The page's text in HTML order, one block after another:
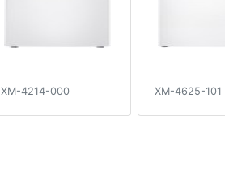
XM-4214-000 XM-4625-101